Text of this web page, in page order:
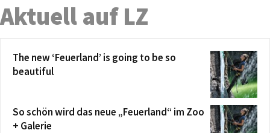
Aktuell auf LZ
The new ‘Feuerland’ is going to be so
beautiful
So schön wird das neue „Feuerland“ im Zoo
+ Galerie